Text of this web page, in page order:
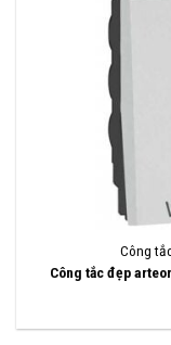
Công
Công tắc đẹp